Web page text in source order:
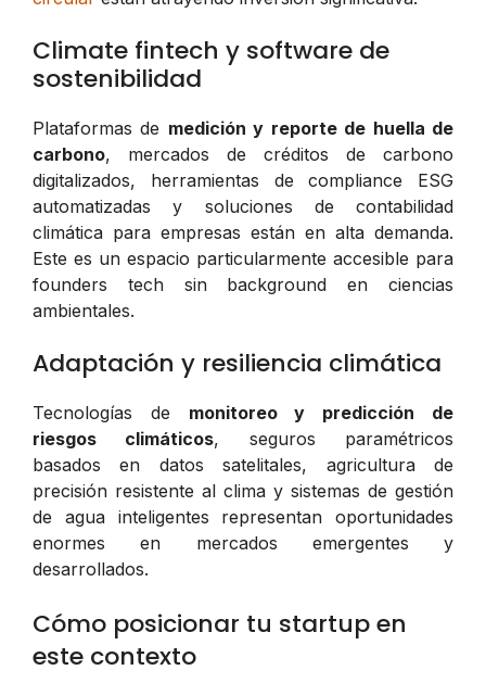
Climate fintech y software de
sostenibilidad
Plataformas de medición y reporte de huella de
carbono, mercados de créditos de carbono
digitalizados, herramientas de compliance ESG
automatizadas y soluciones de contabilidad
climática para empresas están en alta demanda.
Este es un espacio particularmente accesible para
founders tech sin background en ciencias
ambientales.
Adaptación y resiliencia climática
Tecnologías de monitoreo y predicción de
riesgos climáticos, seguros paramétricos
basados en datos satelitales, agricultura de
precisión resistente al clima y sistemas de gestión
de agua inteligentes representan oportunidades
enormes en mercados emergentes y
desarrollados.
Cómo posicionar tu startup en
este contexto